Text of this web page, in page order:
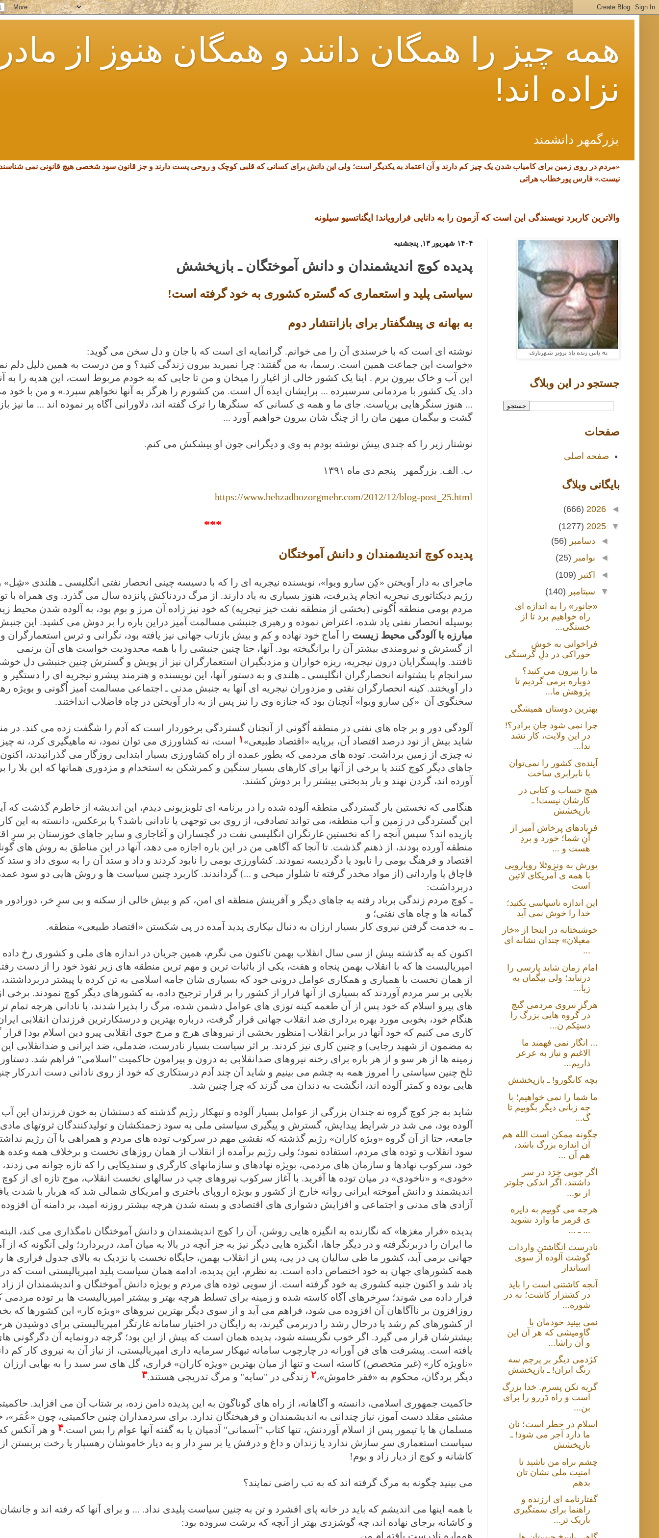
همه چیز را همگان دانند و همگان هنوز از
نزاده اند!
بزرگمهر دانشمند
«مردم در روی زمین برای کامیاب شدن یک چیز کم دارند و آن اعتماد به یکدیگر است؛ ولی این دانش برای کسانی که قلبی کوچک و روحی پست دارند و جز قانون سود شخصی هیچ قانونی نمی
نیست.» فارس پورخطاب هراتی
والاترین کاربرد نویسندگی این است که آزمون را به دانایی فرارویاند! ایگناتسیو سیلونه
۱۴۰۴ شهریور ۱۳, پنجشنبه
پدیده کوچ اندیشمندان و دانش آموختگان ـ بازپخشش
سیاستی پلید و استعماری که گستره کشوری به خود گرفته است!
به بهانه ی پیشگفتار برای بازانتشار دوم
نوشته ای است که با خرسندی آن را می خوانم. گرانمایه ای است که با جان و دل سخن می گوید:
«خواست این جماعت همین است. رسما، به من گفتند: چرا نمیرید بیرون زندگی کنید؟ و من درست به همین دلیل دلم
این آب و خاک بیرون برم . اینا یک کشور خالی از اغیار را میخان و من تا جایی که به خودم مربوط است، این هدیه را به
داد. یک کشور با مردمانی سرسپرده ... برایشان ایده آل است. من کشورم را هرگز به آنها نخواهم سپرد.» و من با خود
... هنوز سنگرهایی برپاست. جای ما و همه ی کسانی که سنگرها را ترک گفته اند، دلاورانی آگاه پر نموده اند ... ما نیز
گشت و بیگمان میهن مان را از چنگ شان بیرون خواهیم آورد ...
نوشتار زیر را که چندی پیش نوشته بودم به وی و دیگرانی چون او پیشکش می کنم.
ب. الف. بزرگمهر پنجم دی ماه ١٣٩١
https://www.behzadbozorgmehr.com/2012/12/blog-post_25.html
***
پدیده کوچ اندیشمندان و دانش آموختگان
ماجرای به دار آویختن «کِن سارو ویوا»، نویسنده نیجریه ای را که با دسیسه چینی انحصار نفتی انگلیسی ـ هلندی «شِل»
رژیم دیکتاتوری نیجریه انجام پذیرفت، هنوز بسیاری به یاد دارند. از مرگ دردناکش پانزده سال می گذرد. وی همراه با
مردم بومی منطقه اُگونی (بخشی از منطقه نفت خیز نیجریه) که خود نیز زاده آن مرز و بوم بود، به آلوده شدن محیط
بوسیله انحصار نفتی یاد شده، اعتراض نموده و رهبری جنبشی مسالمت آمیز دراین باره را بر دوش می کشید. این
مبارزه با آلودگی محیط زیست را آماج خود نهاده و کم و بیش بازتاب جهانی نیز یافته بود، نگرانی و ترس استعمارگران
از گسترش و نیرومندی بیشتر آن را برانگیخته بود. آنها، حتا چنین جنبشی را با همه محدودیت خواست های آن برنمی
تافتند. واپسگرایان درون نیجریه، ریزه خواران و مزدبگیران استعمارگران نیز از پویش و گسترش چنین جنبشی دل
سرانجام با پشتوانه انحصارگران انگلیسی ـ هلندی و به دستور آنها، این نویسنده و هنرمند پیشرو نیجریه ای را
دار آویختند. کینه انحصارگران نفتی و مزدوران نیجریه ای آنها به جنبش مدنی ـ اجتماعی مسالمت آمیز اُگونی و بویژه
سخنگوی آن «کِن سارو ویوا» آنچنان بود که جنازه وی را نیز پس از به دار آویختن در چاه فاضلاب انداختند.
آلودگی دور و بر چاه های نفتی در منطقه اُگونی از آنچنان گستردگی برخوردار است که آدم را شگفت زده می کند. در
شاید بیش از نود درصد اقتصاد آن، برپایه «اقتصاد طبیعی»۱
است، نه کشاورزی می توان نمود، نه ماهیگیری کرد، نه
نه چیزی از زمین برداشت. توده های مردمی که بطور عمده از راه کشاورزی بسیار ابتدایی روزگار می گذرانیدند، اکنون
جاهای دیگر کوچ کنند یا برخی از آنها برای کارهای بسیار سنگین و کمرشکن به استخدام و مزدوری همانها که این بلا
آورده اند، گردن نهند و بار بدبختی بیشتر را بر دوش کشند.
هنگامی که نخستین بار گستردگی منطقه آلوده شده را در برنامه ای تلویزیونی دیدم، این اندیشه از خاطرم گذشت که
این گستردگی در زمین و آب منطقه، می تواند تصادفی، از روی بی توجهی یا نادانی باشد؟ یا برعکس، دانسته به این
یازیده اند؟ سپس آنچه را که نخستین غارتگران انگلیسی نفت در گچساران و آغاجاری و سایر جاهای خوزستان بر سرِ
منطقه آورده بودند، از ذهنم گذشت. تا آنجا که آگاهی من در این باره اجازه می دهد، آنها در این مناطق به روش های
اقتصاد و فرهنگ بومی را نابود یا دگردیسه نمودند. کشاورزی بومی را نابود کردند و داد و ستد آن را به سوی داد و ستد
قاچاق یا وارداتی (از مواد مخدر گرفته تا شلوار میخی و ...) گرداندند. کاربرد چنین سیاست ها و روش هایی دو سود
دربرداشت:
ـ کوچ مردم زندگی برباد رفته به جاهای دیگر و آفرینش منطقه ای امن، کم و بیش خالی از سکنه و بی سرِ خر، دورادور
گمانه ها و چاه های نفتی؛ و
ـ به خدمت گرفتن نیروی کار بسیار ارزان به دنبال بیکاری پدید آمده در پی شکستن «اقتصاد طبیعی» منطقه.
اکنون که به گذشته بیش از سی سال انقلاب بهمن تاکنون می نگرم، همین جریان در اندازه های ملی و کشوری رخ
امپریالیست ها که با انقلاب بهمن پنجاه و هفت، یکی از باثبات ترین و مهم ترین منطقه های زیر نفوذ خود را از دست
از همان نخست با همیاری و همکاری عوامل درونی خود که بسیاری شان جامه اسلامی به تن کرده یا پیشتر دربرداشتند،
بلایی بر سر مردم آوردند که بسیاری از آنها فرار از کشور را بر قرار ترجیح داده، به کشورهای دیگر کوچ نمودند. برخی
های پیرو اسلام که خود پس از آن طعمه کینه توزی های عوامل دشمن شده، مرگ را پذیرا شدند، با نادانی هرچه تمام
هنگام خود، بخوبی مورد بهره برداری ضد انقلاب جهانی قرار گرفت، درباره بهترین و درستکارترین فرزندان انقلابی
کاری می کنیم که خود آنها در برابر انقلاب [منظور بخشی از نیروهای هرج و مرج جوی انقلابی پیرو دین اسلام بود] قرار
به مضمون از شهید رجایی) و چنین کاری نیز کردند. بر اثر سیاست بسیار نادرست، ضدملی، ضد ایرانی و ضدانقلابی این
زمینه ها از هر سو و از هر باره برای رخنه نیروهای ضدانقلابی به درون و پیرامون حاکمیت "اسلامی" فراهم شد.
تلخ چنین سیاستی را امروز همه به چشم می بینیم و شاید آن چند آدم درستکاری که خود از روی نادانی دست اندرکار
هایی بوده و کمتر آلوده اند، انگشت به دندان می گزند که چرا چنین شد.
شاید به جز کوچ گروه نه چندان بزرگی از عوامل بسیار آلوده و تبهکار رژیم گذشته که دستشان به خون فرزندان این
آلوده بود، می شد در شرایط پیدایش، گسترش و پیگیری سیاستی ملی به سود زحمتکشان و تولیدکنندگان ثروتهای
جامعه، حتا از آن گروه «ویژه کاران» رژیم گذشته که نقشی مهم در سرکوب توده های مردم و همراهی با آن رژیم
سود انقلاب و توده های مردم، استفاده نمود؛ ولی رژیم برآمده از انقلاب از همان روزهای نخست و برخلاف همه وعده
خود، سرکوب نهادها و سازمان های مردمی، بویژه نهادهای و سازمانهای کارگری و سندیکایی را که تازه جوانه می زدند،
«خودی» و «ناخودی» در میان توده ها آفرید. با آغاز سرکوب نیروهای چپ در سالهای نخست انقلاب، موج تازه ای از کوچ
اندیشمند و دانش آموخته ایرانی روانه خارج از کشور و بویژه اروپای باختری و امریکای شمالی شد که هربار با شدت
آزادی های مدنی و اجتماعی و افزایش دشواری های اقتصادی و بسته شدن هرچه بیشتر روزنه امید، بر دامنه آن
پدیده «فرار مغزها» که نگارنده به انگیزه هایی روشن، آن را کوچ اندیشمندان و دانش آموختگان نامگذاری می کند،
ما ایران را دربرنگرفته و در دیگر جاها، انگیزه هایی دیگر نیز به جز آنچه در بالا به میان آمد، دربردارد؛ ولی آنگونه که از
جهانی برمی آید، کشور ما طی سالیان پی در یی، پس از انقلاب بهمن، جایگاه نخست یا نزدیک به بالای جدول فراری ها
همه کشورهای جهان به خود اختصاص داده است. به نظرم، این پدیده، ادامه همان سیاست پلید امپریالیستی است که در
یاد شد و اکنون جنبه کشوری به خود گرفته است. از سویی توده های مردم و بویژه دانش آموختگان و اندیشمندان از
فرار داده می شوند؛ سرِخرهای آگاه کاسته شده و زمینه برای تسلط هرچه بهتر و بیشتر امپریالیست ها بر توده مردمی
روزافزون بر ناآگاهان آن افزوده می شود، فراهم می آید و از سوی دیگر بهترین نیروهای «ویژه کار» این کشورها که
از کشورهای کم رشد یا درحال رشد را دربرمی گیرند، به رایگان در اختیار سامانه غارتگر امپریالیستی برای دوشیدن
بیشترشان قرار می گیرد. اگر خوب نگریسته شود، پدیده همان است که پیش از این بود؛ گرچه درونمایه آن دگرگونی
یافته است. پیشرفت های فن آورانه در چارچوب سامانه تبهکار سرمایه داری امپریالیستی، از نیاز آن به نیروی کار کم
«ناویژه کار» (غیر متخصص) کاسته است و تنها از میان بهترین «ویژه کاران» فراری، گل های سر سبد را به بهایی
دیگر بردگان، محکوم به «فقر خاموش»،۲ زندگی در "سایه" و مرگ تدریجی هستند.۳
حاکمیت جمهوری اسلامی، دانسته و آگاهانه، از راه های گوناگون به این پدیده دامن زده، بر شتاب آن می افزاید.
مشتی مقلد دست آموز، نیاز چندانی به اندیشمندان و فرهیختگان ندارد. برای سردمداران چنین حاکمیتی، چون «عُمَر»،
مسلمان ها یا تیمور پس از اسلام آوردنش، تنها کتاب "آسمانی" آدمیان یا به گفته آنها عوام را بس است.۴ و هر آنکس که
سیاست استعماری سرِ سازش ندارد یا زندان و داغ و درفش یا بر سرِ دار و به دیار خاموشان رهسپار یا رخت بربستن از
کاشانه و کوچ از دیار زاد و بوم!
می بینید چگونه به مرگ گرفته اند که به تب راضی نمایند؟
با همه اینها می اندیشم که باید در خانه پای افشرد و تن به چنین سیاست پلیدی نداد. ... و برای آنها که رفته اند و
و کاشانه برجای نهاده اند، چه گوشزدی بهتر از آنچه که برشت سروده بود:
همواره نادرست یافته ام من
جستجو در اين وبلاگ
صفحات
صفحه اصلی
بايگانی وبلاگ
◄
2026
(666)
▼
2025
(1277)
◄ دسامبر (56)
◄ نوامبر (25)
◄ اکتبر (109)
▼ سپتامبر (140)
«جانور» را به اندازه ای
راه خواهیم برد تا از
خستگی...
فراخوانی به خوش
خوراکی در دلِ گرسنگی
ما را بیرون می کنید؟
دوباره برمی گردیم تا
پژوهش ما...
بهترین دوستان همیشگی
چرا نمی شود جانِ برادر؟!
در این ولایت، کار نشد
ندا...
آینده‌ی کشور را نمی‌توان
با نابرابری ساخت
هیچ حساب و کتابی در
کارشان نیست! ـ
بازپخشش
فریادهای پرخاش آمیز از
آنِ شما؛ خورد و بردِ
هست و ...
یورش به ونزوئلا رویارویی
با همه ی آمریکای لاتین
است
این اندازه ناسپاسی نکنید؛
خدا را خوش نمی آید
خوشبختانه در اینجا از «خار
مغیلان» چندان نشانه ای
...
امام زمان شاید پارسی را
درنیابد؛ ولی بیگمان به
زبا...
هرگز نیروی مردمی گیج
در گروه هایی بزرگ را
دستِکم ن...
... انگار نمی فهمند ما
الاغیم و نیاز به عرعر
داریم...
بچه کانگورو! ـ بازپخشش
ما شما را نمی خواهیم؛ با
چه زبانی دیگر بگوییم تا
گ...
چگونه ممکن است الله هم
آن اندازه بزرگ باشد،
هم آن ...
اگر جویی خِرَد در سر
داشتند، اگر اندکی جلوتر
از نو...
هرچه می گوییم به دایره
ی قرمز ما وارد نشوید
... ـ ...
نادرست انگاشتنِ واردات
گوشت آلوده از سوی
استاندار
آنچه کاشتنی است را باید
در کشتزار کاشت؛ نه در
شوره...
نمی بینید خودمان با
گاومیشی که هر آن این
و آن راشا...
کژدمی دیگر بر پرچم سه
رنگ ایران! ـ بازپخشش
گریه نکن پسرم. خدا بزرگ
است و راه دَررو را برای
بن...
اسلام در خطر است؛ نان
ما دارد آجر می شود! ـ
بازپخشش
چشم براه من باشید تا
امنیت ملی نشان تان
بدهم
گفتارنامه ای ارزنده و
راهنما برای سمتگیری
باریک تر...